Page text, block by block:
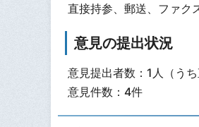
直接持参、郵送、ファク
意見の提出状況
意見提出者数：1人（うち
意見件数：4件